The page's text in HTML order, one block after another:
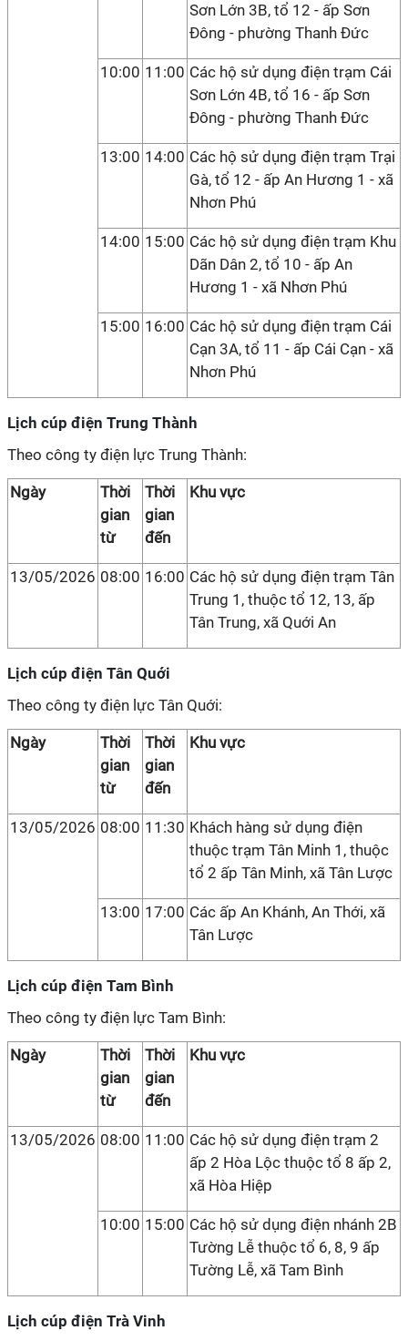
Sơn Lớn 3B, tổ 12 - ấp Sơn
Đông - phường Thanh Đức
10:00 11:00 Các hộ sử dụng điện trạm Cái
Sơn Lớn 4B, tổ 16 - ấp Sơn
Đông - phường Thanh Đức
13:00 14:00 Các hộ sử dụng điện trạm Trại
Gà, tổ 12 - ấp An Hương 1 - xã
Nhơn Phú
14:00 15:00 Các hộ sử dụng điện trạm Khu
Dãn Dân 2, tổ 10 - ấp An
Hương 1 - xã Nhơn Phú
15:00 16:00 Các hộ sử dụng điện trạm Cái
Cạn 3A, tổ 11 - ấp Cái Cạn - xã
Nhơn Phú
Lịch cúp điện Trung Thành
Theo công ty điện lực Trung Thành:
Ngày
Thời
gian
từ
Thời
gian
đến
Khu vực
13/05/2026 08:00 16:00 Các hộ sử dụng điện trạm Tân
Trung 1, thuộc tổ 12, 13, ấp
Tân Trung, xã Quới An
Lịch cúp điện Tân Quới
Theo công ty điện lực Tân Quới:
Ngày
Thời
gian
từ
Thời
gian
đến
Khu vực
13/05/2026 08:00 11:30 Khách hàng sử dụng điện
thuộc trạm Tân Minh 1, thuộc
tổ 2 ấp Tân Minh, xã Tân Lược
13:00 17:00 Các ấp An Khánh, An Thới, xã
Tân Lược
Lịch cúp điện Tam Bình
Theo công ty điện lực Tam Bình:
Ngày
Thời
gian
từ
Thời
gian
đến
Khu vực
13/05/2026 08:00 11:00 Các hộ sử dụng điện trạm 2
ấp 2 Hòa Lộc thuộc tổ 8 ấp 2,
xã Hòa Hiệp
10:00 15:00 Các hộ sử dụng điện nhánh 2B
Tường Lễ thuộc tổ 6, 8, 9 ấp
Tường Lễ, xã Tam Bình
Lịch cúp điện Trà Vinh